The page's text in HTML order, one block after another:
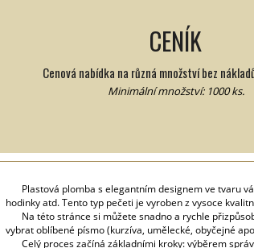
CENÍK
Cenová nabídka na různá množství bez
Minimální množství: 1000 ks.
Plastová plomba s elegantním designem ve tvaru
hodinky atd. Tento typ pečeti je vyroben z vysoce
Na této stránce si můžete snadno a rychle
vybrat oblíbené písmo (kurzíva, umělecké, obyčejné
Celý proces začíná základními kroky: výběrem